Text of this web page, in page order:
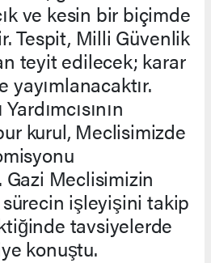
ve kesin bir biçimde
Tespit, Milli Güvenlik
teyit edilecek; karar
yayımlanacaktır.
kurul, Meclisimizde
Gazi Meclisimizin
işleyişini takip
tavsiyelerde
konuştu.